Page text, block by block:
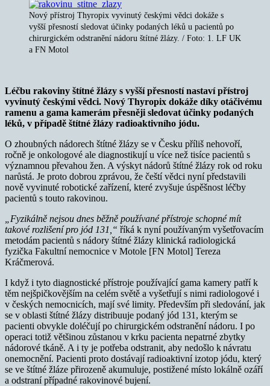
Nový přístroj Thyropix vyvinutý českými vědci dokáže s
vyšší přesností sledovat účinky podaných léků u pacientů po
chirurgickém odstranění nádoru štítné žlázy. / Foto: 1. LF UK
a FN Motol
Léčbu rakoviny štítné žlázy s vyšší přesností nastaví přístroj
vyvinutý českými vědci. Nový Thyropix dokáže díky otáčivému
ramenu a gama kamerám přesněji sledovat účinky podaných
léků, v případě štítné žlázy radioaktivního jódu.
O zhoubných nádorech štítné žlázy se v Česku příliš nehovoří,
ročně je onkologové ale diagnostikují u více než tisíce pacientů s
významnou převahou žen. A výskyt nádorů štítné žlázy rok od roku
narůstá. Je proto dobrou zprávou, že čeští vědci nyní představili
nově vyvinuté robotické zařízení, které zvyšuje úspěšnost léčby
pacientů s touto rakovinou.
„Fyzikálně nejsou dnes běžně používané přístroje schopné mít
takové rozlišení pro jód 131,“ říká k nyní používaným vyšetřovacím
metodám pacientů s nádory štítné žlázy klinická radiologická
fyzička Fakultní nemocnice v Motole [FN Motol] Tereza
Kráčmerová.
I když i tyto diagnostické přístroje používající gama kamery patří k
těm nejšpičkovějším na celém světě a vyšetřují s nimi radiologové i
v českých nemocnicích, mají své limity. Především při sledování, jak
se v oblasti štítné žlázy distribuuje podaný jód 131, kterým se
pacienti obvykle doléčují po chirurgickém odstranění nádoru. I po
operaci totiž většinou zůstanou v krku pacienta nepatrné zbytky
nádorové tkáně. A i ty je potřeba odstranit, aby nedošlo k návratu
onemocnění. Pacienti proto dostávají radioaktivní izotop jódu, který
se ve štítné žláze přirozeně akumuluje, postižené místo lokálně ozáří
a odstraní případné rakovinové bujení.